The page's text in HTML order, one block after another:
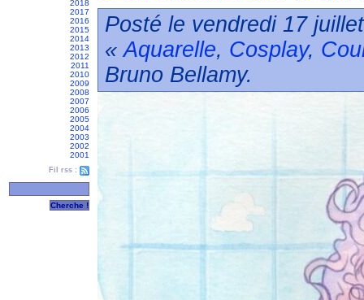
2018
2017
2016
2015
2014
2013
2012
2011
2010
2009
2008
2007
2006
2005
2004
2003
2002
2001
Fil rss :
Posté le vendredi 17
«Aquarelle, Cosplay,
Bruno Bellamy.